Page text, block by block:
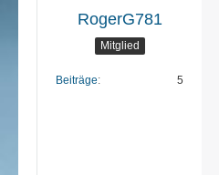
RogerG781
Mitglied
Beiträge 5